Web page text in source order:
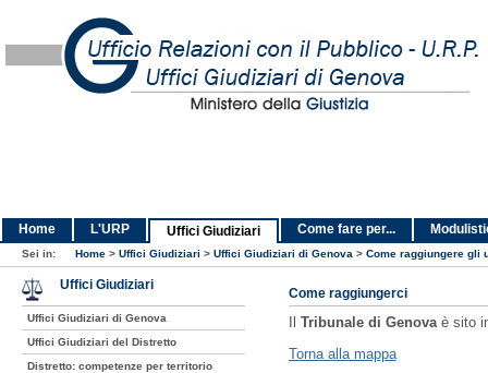
Home L'URP Uffici Giudiziari Come fare per...
Sei in: Home > Uffici Giudiziari > Uffici Giudiziari di Genova > Come raggiungere gli
Come raggiungerci
Il Tribunale di Genovaè sito
Torna alla mappa
Uffici Giudiziari
Uffici Giudiziari di Genova
Uffici Giudiziari del Distretto
Distretto: competenze per territorio